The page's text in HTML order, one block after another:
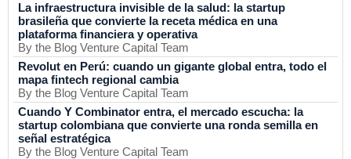
La infraestructura invisible de la salud: la startup
brasileña que convierte la receta médica en una
plataforma financiera y operativa
By the Blog Venture Capital Team
Revolut en Perú: cuando un gigante global entra, todo el
mapa fintech regional cambia
By the Blog Venture Capital Team
Cuando Y Combinator entra, el mercado escucha: la
startup colombiana que convierte una ronda semilla en
señal estratégica
By the Blog Venture Capital Team